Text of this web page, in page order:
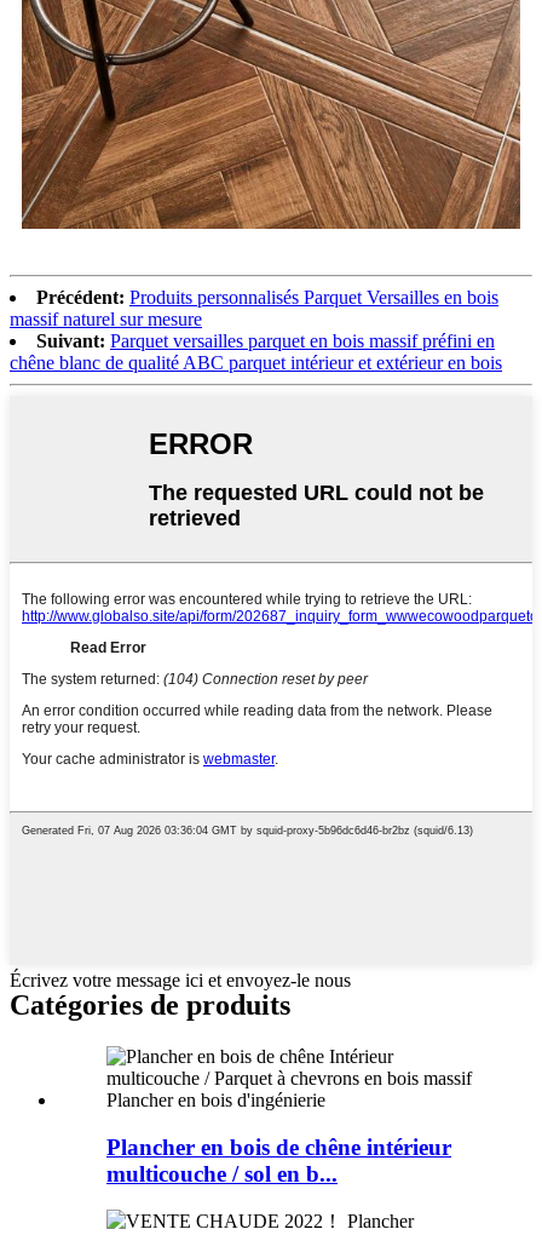
Précédent: Produits personnalisés Parquet Versailles en bois
massif naturel sur mesure
Suivant: Parquet versailles parquet en bois massif préfini en
chêne blanc de qualité ABC parquet intérieur et extérieur en bois
Écrivez votre message ici et envoyez-le nous
Catégories de produits
Plancher en bois de chêne intérieur
multicouche / sol en b...